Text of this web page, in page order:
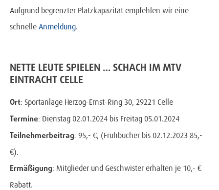
Aufgrund begrenzter Platzkapazität empfehlen wir eine
schnelle Anmeldung.
NETTE LEUTE SPIELEN … SCHACH IM MTV
EINTRACHT CELLE
Ort: Sportanlage Herzog-Ernst-Ring 30, 29221 Celle
Termine: Dienstag 02.01.2024 bis Freitag 05.01.2024
Teilnehmerbeitrag: 95,- €, (Frühbucher bis 02.12.2023 85,-
€).
Ermäßigung: Mitglieder und Geschwister erhalten je 10,- €
Rabatt.